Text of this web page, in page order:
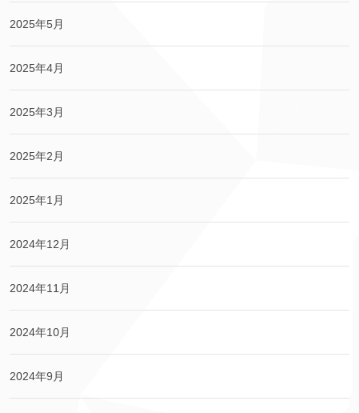
2025年5月
2025年4月
2025年3月
2025年2月
2025年1月
2024年12月
2024年11月
2024年10月
2024年9月